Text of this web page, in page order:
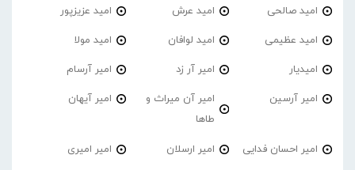
امید صالحی امید عرش امید عزیزپور
امید عظیمی امید لوافان امید مولا
امیدیار امیر آر زد امیر آرسام
امیر آرسین
امیر آن میراث و
طاها
امیر آیهان
امیر احسان فدایی امیر ارسلان امیر امیری